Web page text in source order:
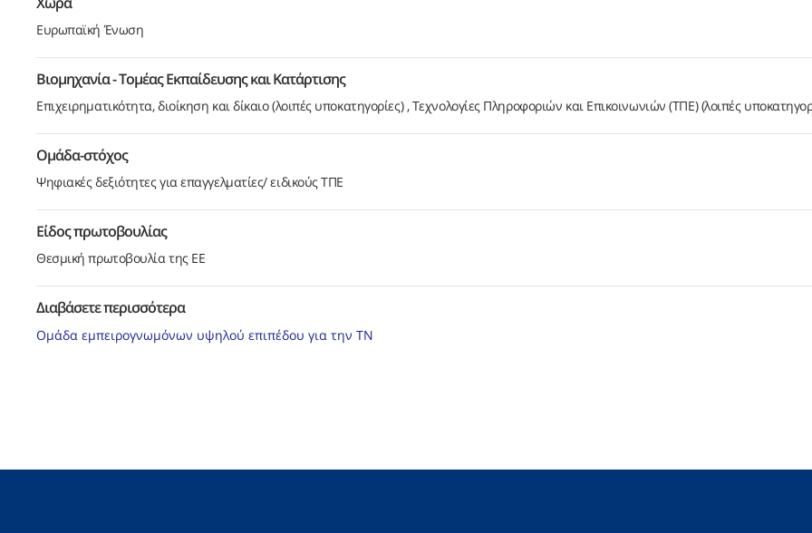
Ευρωπαϊκή Ένωση
Βιομηχανία - Τομέας Εκπαίδευσης και Κατάρτισης
Επιχειρηματικότητα, διοίκηση και δίκαιο (λοιπές υποκατηγορίες) Τεχνολογίες Πληροφοριών και Επικοινωνιών (ΤΠΕ) (λοιπές
Ομάδα-στόχος
Ψηφιακές δεξιότητες για επαγγελματίες/ ειδικούς ΤΠΕ
Είδος πρωτοβουλίας
Θεσμική πρωτοβουλία της ΕΕ
Διαβάσετε περισσότερα
Ομάδα εμπειρογνωμόνων υψηλού επιπέδου για την ΤΝ